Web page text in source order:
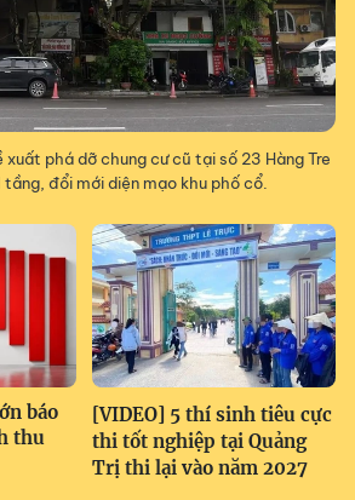
xuất phá dỡ chung cư cũ tại số 23 Hàng Tre
đổi mới diện mạo khu phố cổ.
báo
thu
[VIDEO] 5 thí sinh tiêu cực
thi tốt nghiệp tại Quảng
Trị thi lại vào năm 2027